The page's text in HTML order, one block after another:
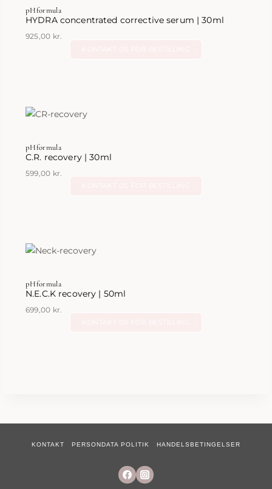
pHformula
HYDRA concentrated corrective serum | 30ml
925,00 kr.
pHformula
C.R. recovery | 30ml
599,00 kr.
pHformula
N.E.C.K recovery | 50ml
699,00 kr.
KONTAKT PERSONDATA POLITIK HANDELSBETINGELSER